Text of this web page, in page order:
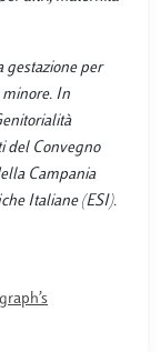
gestazione per
minore. In
del Convegno
Campania
Italiane (ESI).